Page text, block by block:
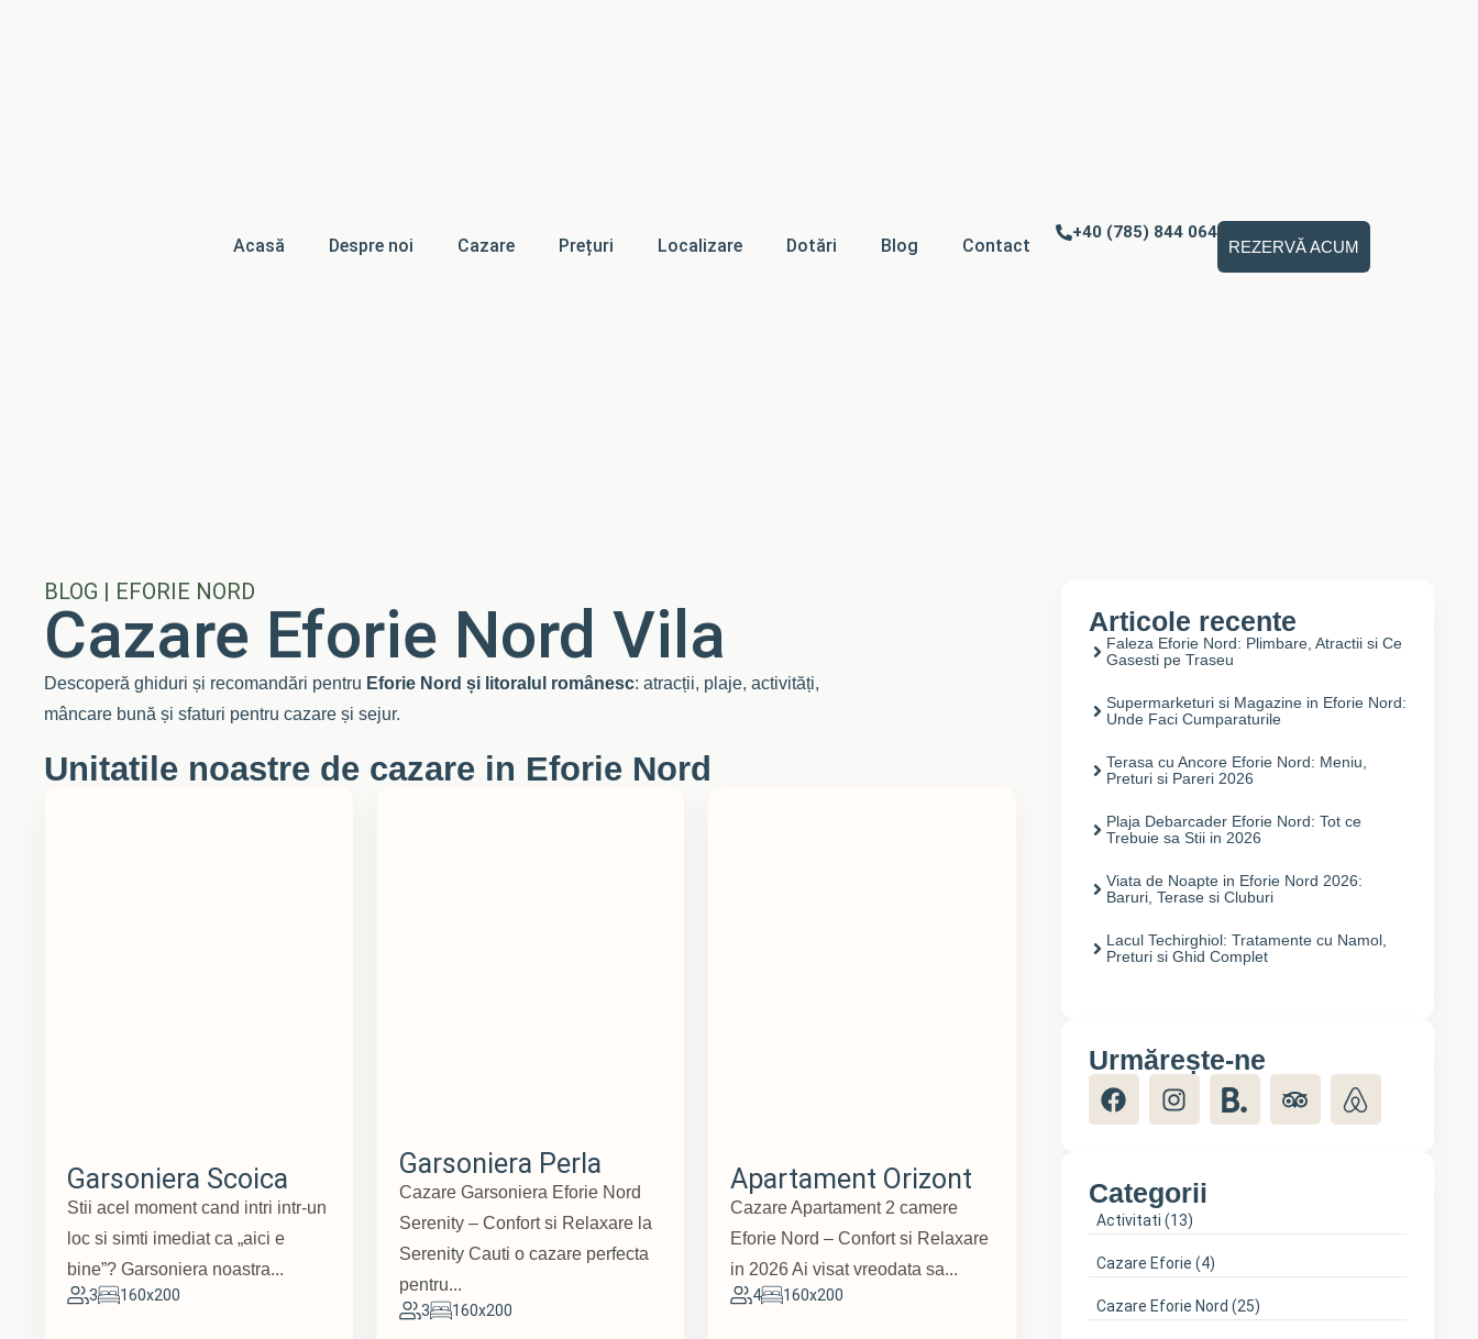
Acasă Despre noi Cazare Prețuri Localizare Dotări Blog Contact
+40 (785) 844 064
REZERVĂ ACUM
BLOG | EFORIE NORD
Cazare Eforie Nord Vila
Descoperă ghiduri și recomandări pentru Eforie Nord și litoralul românesc: atracții, plaje, activități,
mâncare bună și sfaturi pentru cazare și sejur.
Unitatile noastre de cazare in Eforie Nord
Garsoniera Scoica
Stii acel moment cand intri intr-un
loc si simti imediat ca „aici e
bine”? Garsoniera noastra...
3 160x200
Garsoniera Perla
Cazare Garsoniera Eforie Nord
Serenity – Confort si Relaxare la
Serenity Cauti o cazare perfecta
pentru...
3 160x200
Apartament Orizont
Cazare Apartament 2 camere
Eforie Nord – Confort si Relaxare
in 2026 Ai visat vreodata sa...
4 160x200
Articole recente
Faleza Eforie Nord: Plimbare, Atractii si Ce
Gasesti pe Traseu
Supermarketuri si Magazine in Eforie Nord:
Unde Faci Cumparaturile
Terasa cu Ancore Eforie Nord: Meniu,
Preturi si Pareri 2026
Plaja Debarcader Eforie Nord: Tot ce
Trebuie sa Stii in 2026
Viata de Noapte in Eforie Nord 2026:
Baruri, Terase si Cluburi
Lacul Techirghiol: Tratamente cu Namol,
Preturi si Ghid Complet
Urmărește-ne
Categorii
Activitati (13)
Cazare Eforie (4)
Cazare Eforie Nord (25)